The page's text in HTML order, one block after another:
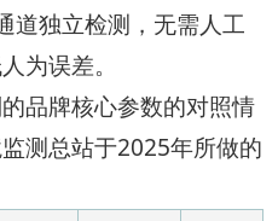
道独立检测，无需人工
为误差。
品牌核心参数的对照情
测总站于2025年所做的